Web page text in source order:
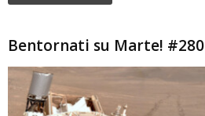
Bentornati su Marte! #280